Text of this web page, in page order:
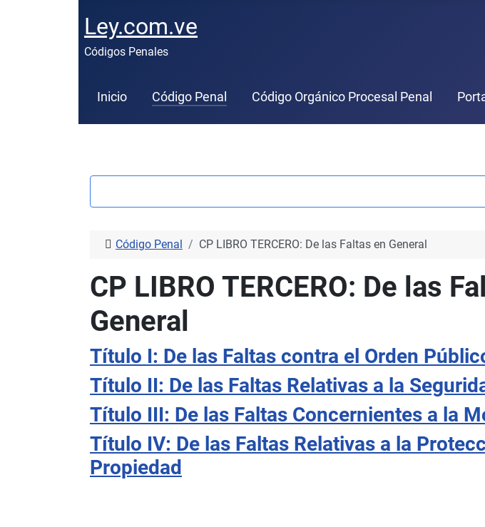
Ley.com.ve
Códigos Penales
Inicio Código Penal Código Orgánico Procesal Penal
Código Penal CP LIBRO TERCERO: De las Faltas en General
CP LIBRO TERCERO: De las
General
Título I: De las Faltas contra el Orden
Título II: De las Faltas Relativas a la
Título III: De las Faltas Concernientes a la
Título IV: De las Faltas Relativas a la
Propiedad